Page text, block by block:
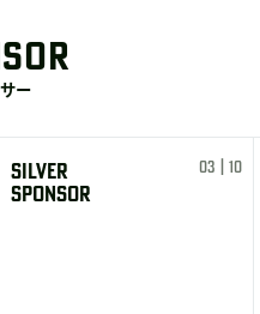
ー
SILVER
SPONSOR
03 | 10